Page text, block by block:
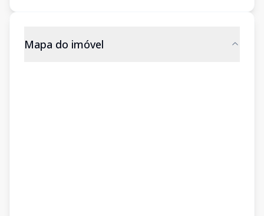
Mapa do imóvel